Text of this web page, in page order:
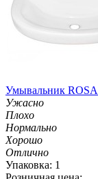
Умывальник
Ужасно
Плохо
Нормально
Хорошо
Отлично
Упаковка: 1